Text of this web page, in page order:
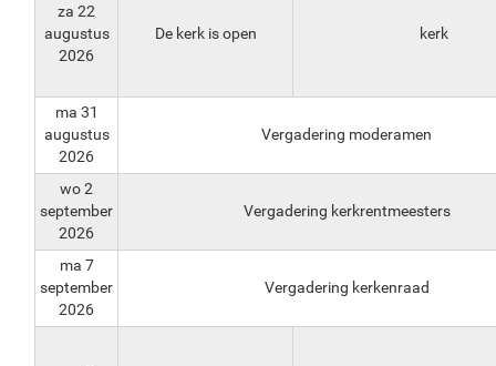
za 22
augustus
2026
De kerk is open kerk
ma 31
augustus
2026
Vergadering moderamen
wo 2
september
2026
Vergadering kerkrentmeesters
ma 7
september
2026
Vergadering kerkenraad